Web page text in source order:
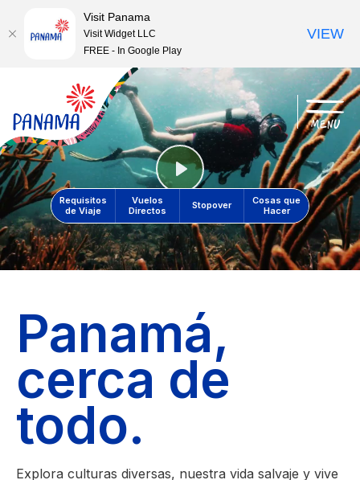
menu
Play
Requisitos
de Viaje
Vuelos
Directos
Stopover
Cosas que
Hacer
Panamá,
cerca de
todo.
Explora culturas diversas, nuestra vida salvaje y vive
Visit Panama
Visit Widget LLC
FREE - In Google Play
VIEW